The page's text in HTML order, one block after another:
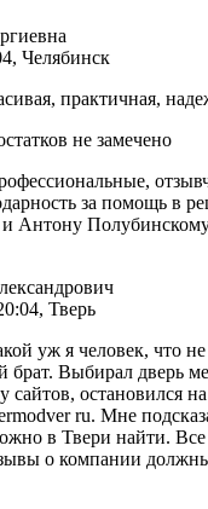
Челябинск
практичная,
не замечено
за помощь в
Антону
Тверь
уж я человек, что
брат. Выбирал дверь
сайтов, остановился
ru. Мне
в Твери найти.
о компании